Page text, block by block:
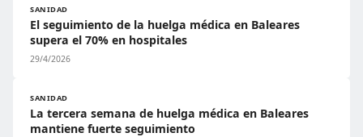
SANIDAD
El seguimiento de la huelga médica en Baleares
supera el 70% en hospitales
29/4/2026
SANIDAD
La tercera semana de huelga médica en Baleares
mantiene fuerte seguimiento